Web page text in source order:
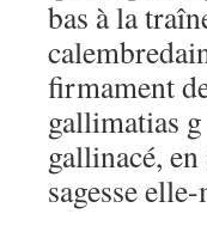
bas à la
firmament
gallimatias
gallinacé,
sagesse